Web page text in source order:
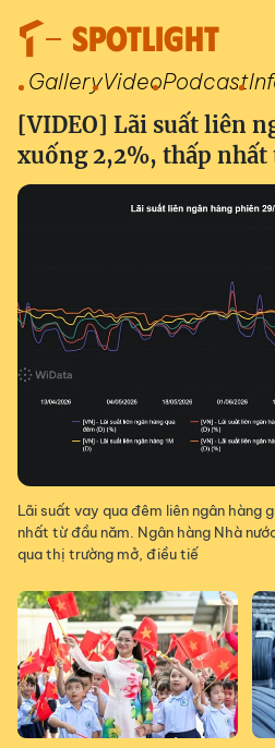
SPOTLIGHT
GalleryVideoPodcast
[VIDEO] Lãi suất liên
xuống 2,2%, thấp nhất
Lãi suất vay qua đêm liên ngân hàng
nhất từ đầu năm. Ngân hàng Nhà
qua thị trường mở, điều tiế